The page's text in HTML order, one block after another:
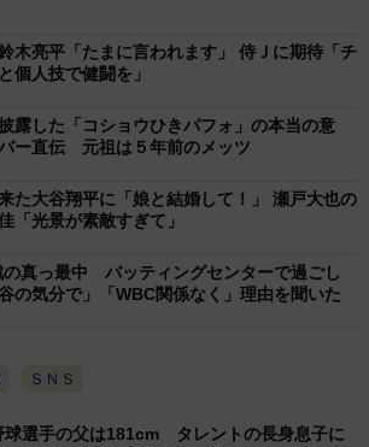
には尊敬しかありません…」と述べ
からゲーム内で〝相棒〟として戦っ
さん。「ガブリアスというキャラの
選手と似ているんです。とにかくス
強い。それだけでどんな相手にも戦
かっこいいポケモンなんです」と熱
ガブリアスを好きでいられたのはあ
ます。この後ろ姿にずっと支えられ
す！」と〝ガブリアス愛〟を語っ
木亮平「たまに言われます」 侍Ｊに期待「チ
個人技で健闘を」
露した「コショウひきパフォ」の本当の意
ー直伝 元祖は５年前のメッツ
た大谷翔平に「娘と結婚して！」 瀬戸大也の
「光景が素敵すぎて」
の真っ最中 バッティングセンターで過ごし
の気分で」「WBC関係なく」理由を聞いた
ＳＮＳ
球選手の父は181cm タレントの長身息子に